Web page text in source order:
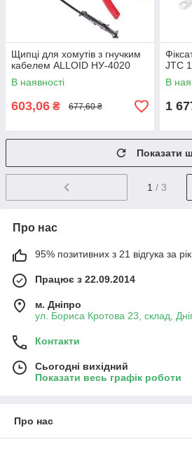
Щипці для хомутів з гнучким
кабелем ALLOID НУ-4020
В наявності
603,06 ₴ 677,60 ₴
JTC
В
1
Показати
1 / 3
Про нас
95% позитивних з 21 відгука за рік
Працює з 22.09.2014
м. Дніпро
ул. Бориса Кротова 23, склад,
Контакти
Сьогодні вихідний
Показати весь графік роботи
Про нас